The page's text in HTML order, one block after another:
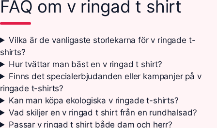
FAQ om v ringad t shirt
Vilka är de vanligaste storlekarna för v ringade t-
shirts?
Hur tvättar man bäst en v ringad t shirt?
Finns det specialerbjudanden eller kampanjer på v
ringade t-shirts?
Kan man köpa ekologiska v ringade t-shirts?
Vad skiljer en v ringad t shirt från en rundhalsad?
Passar v ringad t shirt både dam och herr?